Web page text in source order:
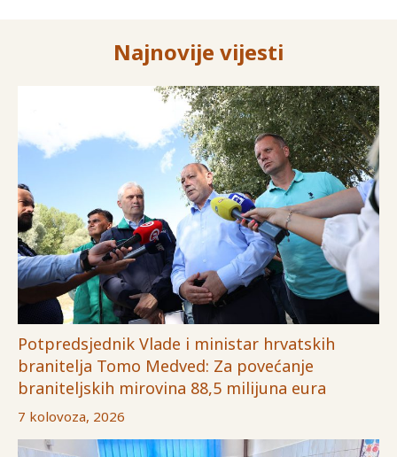
Najnovije vijesti
Potpredsjednik Vlade i ministar hrvatskih
branitelja Tomo Medved: Za povećanje
braniteljskih mirovina 88,5 milijuna eura
7 kolovoza, 2026